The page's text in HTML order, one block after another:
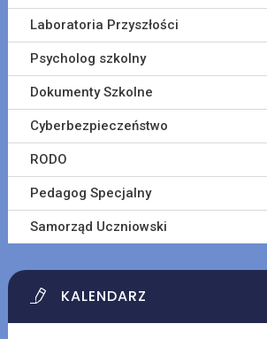
Laboratoria Przyszłości
Psycholog szkolny
Dokumenty Szkolne
Cyberbezpieczeństwo
RODO
Pedagog Specjalny
Samorząd Uczniowski
KALENDARZ